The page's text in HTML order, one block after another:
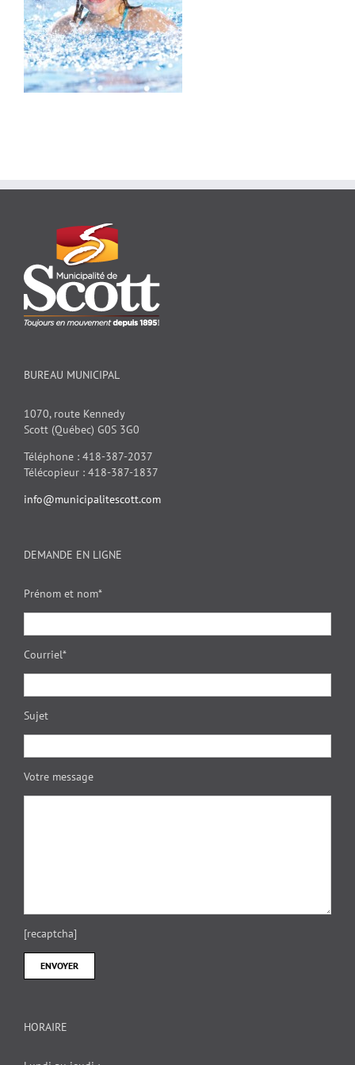
BUREAU MUNICIPAL
1070, route Kennedy
Scott (Québec) G0S 3G0
Téléphone : 418-387-2037
Télécopieur : 418-387-1837
info@municipalitescott.com
DEMANDE EN LIGNE
Prénom et nom*
Courriel*
Sujet
Votre message
[recaptcha]
HORAIRE